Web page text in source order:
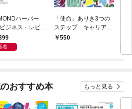
ハーバー
ジネス・レビュ
年9月号 特集
をマネジメント
着
「使命」ありき3つの
ステップ キャリアの
成功とは何か
550
極
おすすめ本 もっと見る